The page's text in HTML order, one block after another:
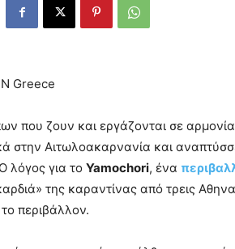
Greece
που ζουν και εργάζονται σε
στην Αιτωλοακαρνανία και
λόγος για το Yamochori, ένα
της καραντίνας από τρεις
περιβάλλον.